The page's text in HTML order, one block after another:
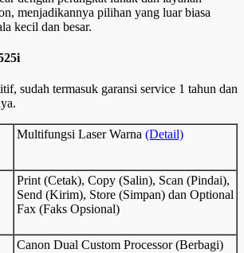
menjadikannya pilihan yang luar biasa
kecil dan besar.
sudah termasuk garansi service 1 tahun dan
Multifungsi Laser Warna (Detail)
Print (Cetak), Copy (Salin), Scan (Pindai),
Send (Kirim), Store (Simpan) dan Optional
Fax (Faks Opsional)
Canon Dual Custom Processor (Berbagi)